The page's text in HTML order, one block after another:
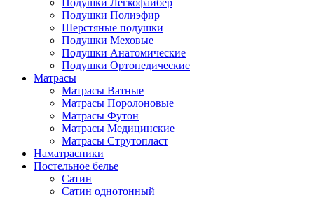
Подушки Легкофайбер
Подушки Полиэфир
Шерстяные подушки
Подушки Меховые
Подушки Анатомические
Подушки Ортопедические
Матрасы
Матрасы Ватные
Матрасы Поролоновые
Матрасы Футон
Матрасы Медицинские
Матрасы Струтопласт
Наматрасники
Постельное белье
Сатин
Сатин однотонный